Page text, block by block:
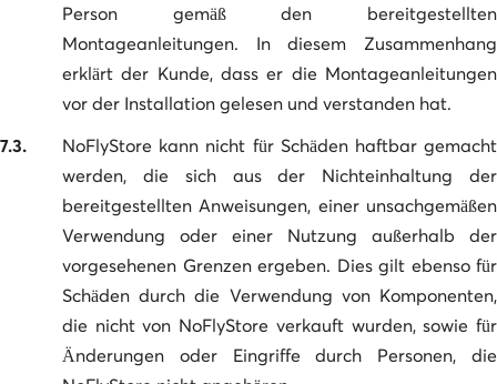
Person gemäß den bereitgestellten
Montageanleitungen. In diesem Zusammenhang
erklärt der Kunde, dass er die Montageanleitungen
vor der Installation gelesen und verstanden hat.
7.3.
NoFlyStore kann nicht für Schäden haftbar gemacht
werden, die sich aus der Nichteinhaltung der
bereitgestellten Anweisungen, einer unsachgemäßen
Verwendung oder einer Nutzung außerhalb der
vorgesehenen Grenzen ergeben. Dies gilt ebenso für
Schäden durch die Verwendung von Komponenten,
die nicht von NoFlyStore verkauft wurden, sowie für
Änderungen oder Eingriffe durch Personen, die